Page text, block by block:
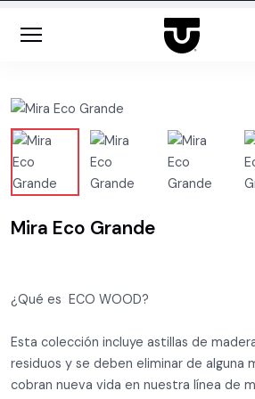
Mira Eco Grande
¿Qué es ECO WOOD?
Esta colección incluye astillas de
residuos y se deben eliminar de alguna
cobran nueva vida en nuestra línea de